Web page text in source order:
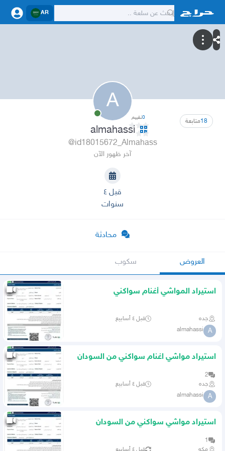
AR
A
18متابعة 0تقييم
almahassi
@id18015672_Almahass
آخر ظهور الآن
قبل ٤
سنوات
محادثة
العروض سكوب
استيراد المواشي أغنام سواكني
جده قبل ٤ أسابيع
A
almahassi
استيراد مواشي اغنام سواكني من السودان
2
جده
قبل ٤ أسابيع
A
almahassi
استيراد مواشي سواكني من السودان
1